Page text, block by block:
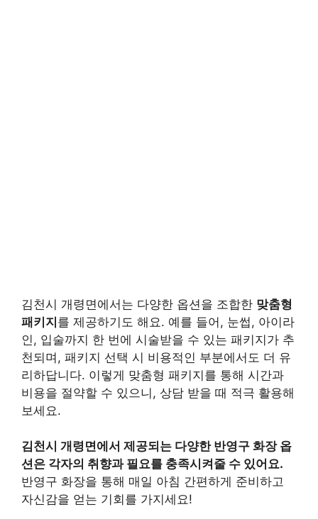
김천시 개령면에서는 다양한 옵션을 조합한 맞춤형
패키지를 제공하기도 해요. 예를 들어, 눈썹, 아이라
인, 입술까지 한 번에 시술받을 수 있는 패키지가 추
천되며, 패키지 선택 시 비용적인 부분에서도 더 유
리하답니다. 이렇게 맞춤형 패키지를 통해 시간과
비용을 절약할 수 있으니, 상담 받을 때 적극 활용해
보세요.
김천시 개령면에서 제공되는 다양한 반영구 화장 옵
션은 각자의 취향과 필요를 충족시켜줄 수 있어요.
반영구 화장을 통해 매일 아침 간편하게 준비하고
자신감을 얻는 기회를 가지세요!